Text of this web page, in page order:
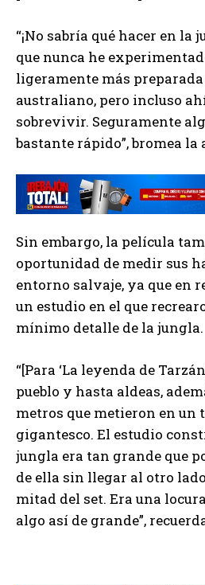
“¡No sabría qué hacer en la
que nunca he
ligeramente más
australiano, pero incluso
sobrevivir. Seguramente
bastante rápido”, bromea la
Sin embargo, la película
oportunidad de medir sus
entorno salvaje, ya que en
un estudio en el que
mínimo detalle de la jungla.
“[Para ‘La leyenda de
pueblo y hasta aldeas,
metros que metieron en un
gigantesco. El estudio
jungla era tan grande que
de ella sin llegar al otro
mitad del set. Era una
algo así de grande”,